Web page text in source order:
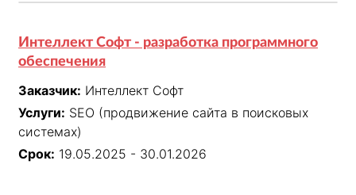
Интеллект Софт - разработка программного
обеспечения
Заказчик: Интеллект Софт
Услуги: SEO (продвижение сайта в поисковых
системах)
Срок: 19.05.2025 - 30.01.2026